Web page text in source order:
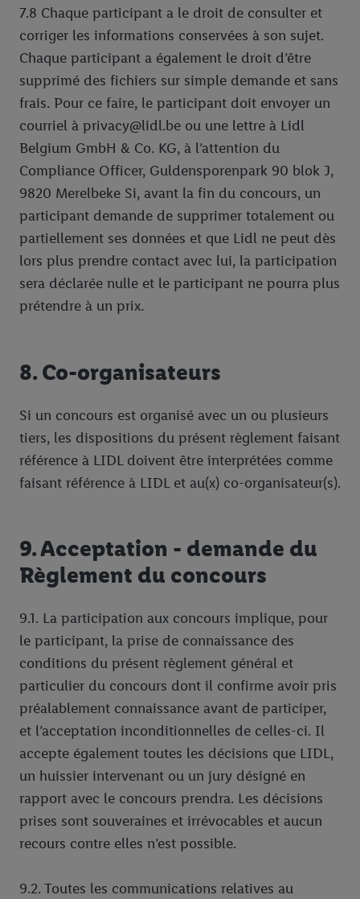
7.8 Chaque participant a le droit de consulter et
corriger les informations conservées à son sujet.
Chaque participant a également le droit d’être
supprimé des fichiers sur simple demande et sans
frais. Pour ce faire, le participant doit envoyer un
courriel à privacy@lidl.be ou une lettre à Lidl
Belgium GmbH & Co. KG, à l’attention du
Compliance Officer, Guldensporenpark 90 blok J,
9820 Merelbeke Si, avant la fin du concours, un
participant demande de supprimer totalement ou
partiellement ses données et que Lidl ne peut dès
lors plus prendre contact avec lui, la participation
sera déclarée nulle et le participant ne pourra plus
prétendre à un prix.
8. Co-organisateurs
Si un concours est organisé avec un ou plusieurs
tiers, les dispositions du présent règlement faisant
référence à LIDL doivent être interprétées comme
faisant référence à LIDL et au(x) co-organisateur(s).
9. Acceptation - demande du
Règlement du concours
9.1. La participation aux concours implique, pour
le participant, la prise de connaissance des
conditions du présent règlement général et
particulier du concours dont il confirme avoir pris
préalablement connaissance avant de participer,
et l’acceptation inconditionnelles de celles-ci. Il
accepte également toutes les décisions que LIDL,
un huissier intervenant ou un jury désigné en
rapport avec le concours prendra. Les décisions
prises sont souveraines et irrévocables et aucun
recours contre elles n’est possible.
9.2. Toutes les communications relatives au